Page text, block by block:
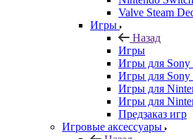
Valve Steam
Игры
Назад
Игры
Игры для Sony
Игры для Sony
Игры для
Игры для
Предзаказ игр
Игровые аксессуары